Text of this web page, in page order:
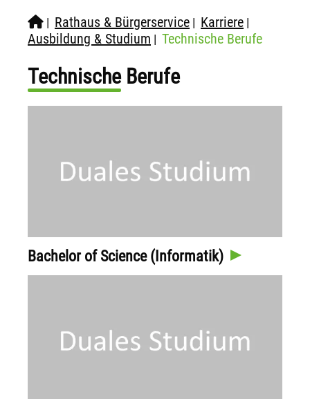
| Rathaus & Bürgerservice | Karriere |
Ausbildung & Studium | Technische Berufe
Technische Berufe
Bachelor of Science (Informatik)